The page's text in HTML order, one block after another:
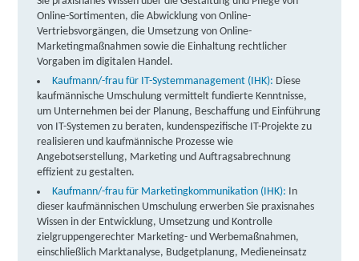
Online-Sortimenten, die Abwicklung von Online-
Vertriebsvorgängen, die Umsetzung von Online-
Marketingmaßnahmen sowie die Einhaltung rechtlicher
Vorgaben im digitalen Handel.
Kaufmann/-frau für IT-Systemmanagement (IHK): Diese
kaufmännische Umschulung vermittelt fundierte Kenntnisse,
um Unternehmen bei der Planung, Beschaffung und Einführung
von IT-Systemen zu beraten, kundenspezifische IT-Projekte zu
realisieren und kaufmännische Prozesse wie
Angebotserstellung, Marketing und Auftragsabrechnung
effizient zu gestalten.
Kaufmann/-frau für Marketingkommunikation (IHK): In
dieser kaufmännischen Umschulung erwerben Sie praxisnahes
Wissen in der Entwicklung, Umsetzung und Kontrolle
zielgruppengerechter Marketing- und Werbemaßnahmen,
einschließlich Marktanalyse, Budgetplanung, Medieneinsatz